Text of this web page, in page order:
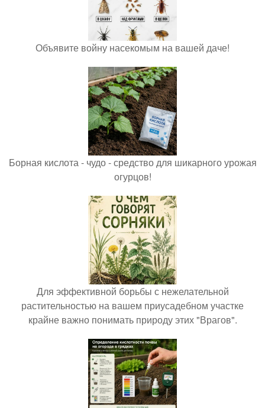
Объявите войну насекомым на вашей даче!
Борная кислота - чудо - средство для шикарного урожая
огурцов!
Для эффективной борьбы с нежелательной
растительностью на вашем приусадебном участке
крайне важно понимать природу этих "Врагов".